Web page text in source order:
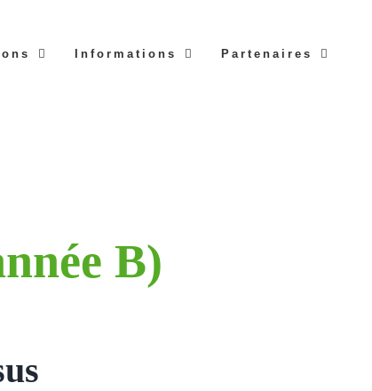
Informations Partenaires
B)